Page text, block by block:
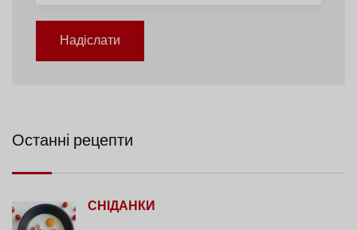
Надіслати
Останні рецепти
СНІДАНКИ